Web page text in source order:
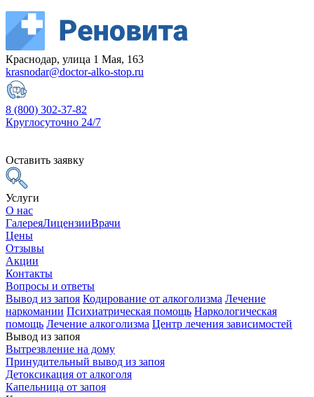
Краснодар, улица 1 Мая, 163
krasnodar@doctor-alko-stop.ru
8 (800) 302-37-82
Круглосуточно 24/7
Оставить заявку
Услуги
О нас
ГалереяЛицензииВрачи
Цены
Отзывы
Акции
Контакты
Вопросы и ответы
Вывод из запоя Кодирование от алкоголизма Лечение
наркомании Психиатрическая помощь Наркологическая
помощь Лечение алкоголизма Центр лечения зависимостей
Вывод из запоя
Вытрезвление на дому
Принудительный вывод из запоя
Детоксикация от алкоголя
Капельница от запоя